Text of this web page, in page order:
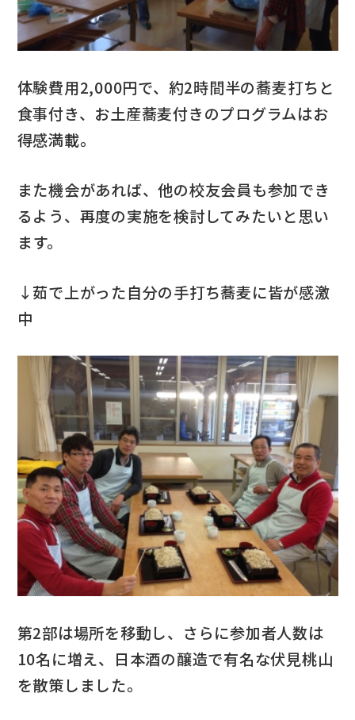
体験費用2,000円で、約2時間半の蕎麦打ちと
食事付き、お土産蕎麦付きのプログラムはお
得感満載。
また機会があれば、他の校友会員も参加でき
るよう、再度の実施を検討してみたいと思い
ます。
↓茹で上がった自分の手打ち蕎麦に皆が感激
中
第2部は場所を移動し、さらに参加者人数は
10名に増え、日本酒の醸造で有名な伏見桃山
を散策しました。